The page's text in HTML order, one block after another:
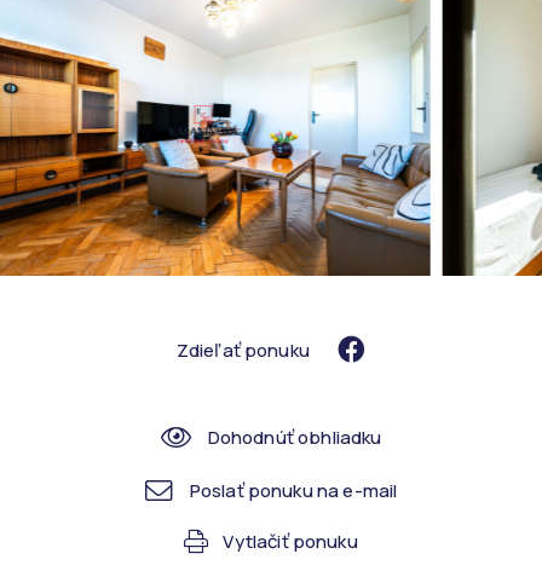
Zdieľať ponuku
Dohodnúť obhliadku
Poslať ponuku na e-mail
Vytlačiť ponuku